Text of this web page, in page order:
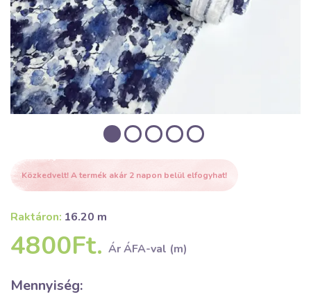
Közkedvelt! A termék akár 2 napon belül elfogyhat!
Raktáron: 16.20 m
4800Ft. Ár ÁFA-val (m)
Mennyiség: